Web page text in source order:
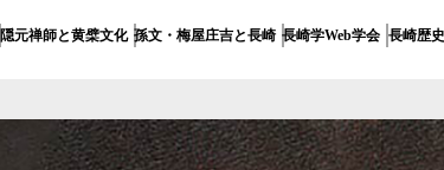
隠元禅師と黄檗文化 孫文・梅屋庄吉と長崎 長崎学Web学会 長崎歴